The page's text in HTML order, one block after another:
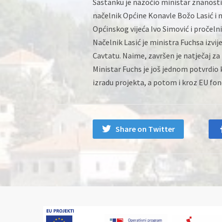
Sastanku je nazočio ministar
načelnik Općine Konavle Božo Lasić
Općinskog vijeća Ivo Simović i
Načelnik Lasić je ministra Fuchsa
Cavtatu. Naime, završen je natječaj
Ministar Fuchs je još jednom
izradu projekta, a potom i kroz EU
Share on Twitter